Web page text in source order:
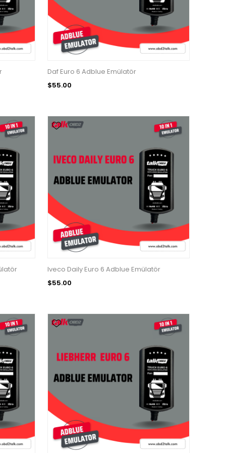
Daf Euro 6 Adblue Emülatör
$55.00
Iveco Daily Euro 6 Adblue Emülatör
$55.00